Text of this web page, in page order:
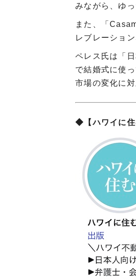
みながら、ゆ
また、「
レブレーショ
ペレス氏は「
で結婚式に使
市場の変化に
◆【ハワイに住